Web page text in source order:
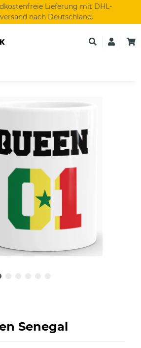
Lieferung mit DHL-
nach Deutschland.
Senegal